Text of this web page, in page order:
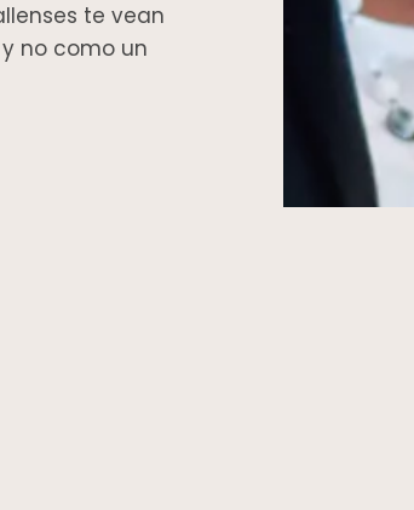
te vean
no como un